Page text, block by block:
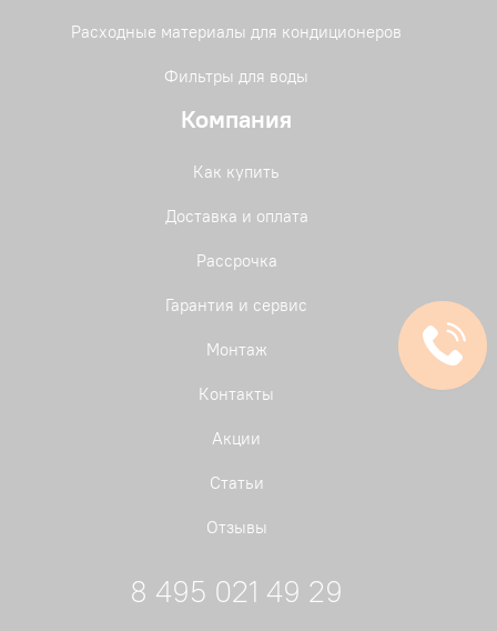
Расходные материалы для кондиционеров
Фильтры для воды
Компания
Как купить
Доставка и оплата
Рассрочка
Гарантия и сервис
Монтаж
Контакты
Акции
Статьи
Отзывы
8 495 021 49 29